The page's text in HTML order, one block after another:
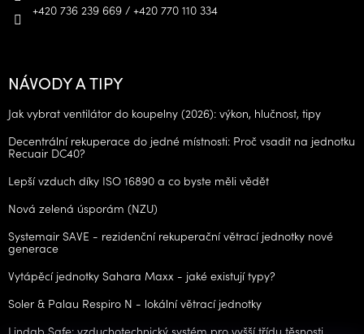
+420 736 239 669 / +420 770 110 334
NÁVODY A TIPY
Jak vybrat ventilátor do koupelny (2026): výkon, hlučnost, tipy
Decentrální rekuperace do jedné místnosti: Proč vsadit na jednotku
Recuair DC40?
Lepší vzduch díky ISO 16890 a co byste měli vědět
Nová zelená úsporám (NZU)
Systemair SAVE - rezidenční rekuperační větrací jednotky nové
generace
Vytápěcí jednotky Sahara Maxx - jaké existují typy?
Soler & Palau Respiro N - lokální větrací jednotky
Lindab Safe: vzduchotechnický systém pro vyšší třídu těsnosti